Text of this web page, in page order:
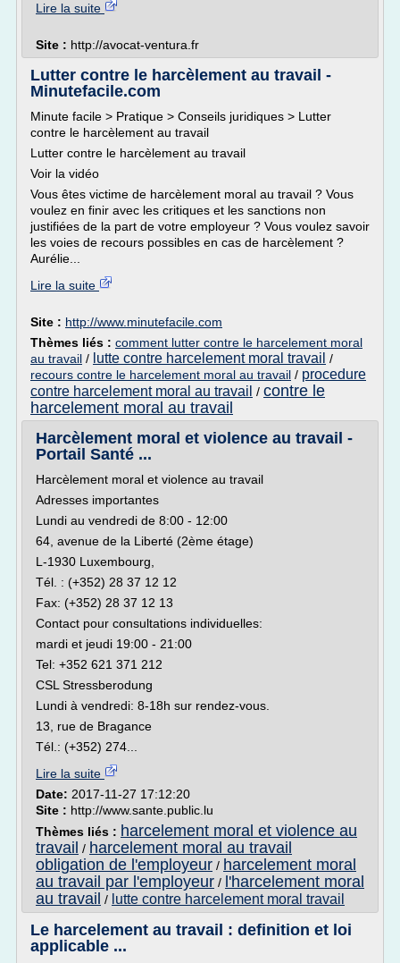
Lire la suite
Site : http://avocat-ventura.fr
Lutter contre le harcèlement au travail -
Minutefacile.com
Minute facile > Pratique > Conseils juridiques > Lutter
contre le harcèlement au travail
Lutter contre le harcèlement au travail
Voir la vidéo
Vous êtes victime de harcèlement moral au travail ? Vous
voulez en finir avec les critiques et les sanctions non
justifiées de la part de votre employeur ? Vous voulez savoir
les voies de recours possibles en cas de harcèlement ?
Aurélie...
Lire la suite
Site : http://www.minutefacile.com
Thèmes liés : comment lutter contre le harcelement moral
au travail / lutte contre harcelement moral travail /
recours contre le harcelement moral au travail / procedure
contre harcelement moral au travail / contre le
harcelement moral au travail
Harcèlement moral et violence au travail -
Portail Santé ...
Harcèlement moral et violence au travail
Adresses importantes
Lundi au vendredi de 8:00 - 12:00
64, avenue de la Liberté (2ème étage)
L-1930 Luxembourg,
Tél. : (+352) 28 37 12 12
Fax: (+352) 28 37 12 13
Contact pour consultations individuelles:
mardi et jeudi 19:00 - 21:00
Tel: +352 621 371 212
CSL Stressberodung
Lundi à vendredi: 8-18h sur rendez-vous.
13, rue de Bragance
Tél.: (+352) 274...
Lire la suite
Date: 2017-11-27 17:12:20
Site : http://www.sante.public.lu
Thèmes liés : harcelement moral et violence au
travail / harcelement moral au travail
obligation de l'employeur / harcelement moral
au travail par l'employeur / l'harcelement moral
au travail / lutte contre harcelement moral travail
Le harcelement au travail : definition et loi
applicable ...